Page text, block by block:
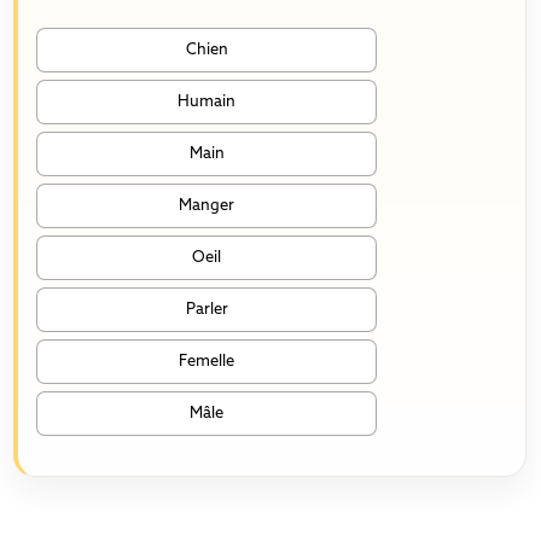
Chien
Humain
Main
Manger
Oeil
Parler
Femelle
Mâle